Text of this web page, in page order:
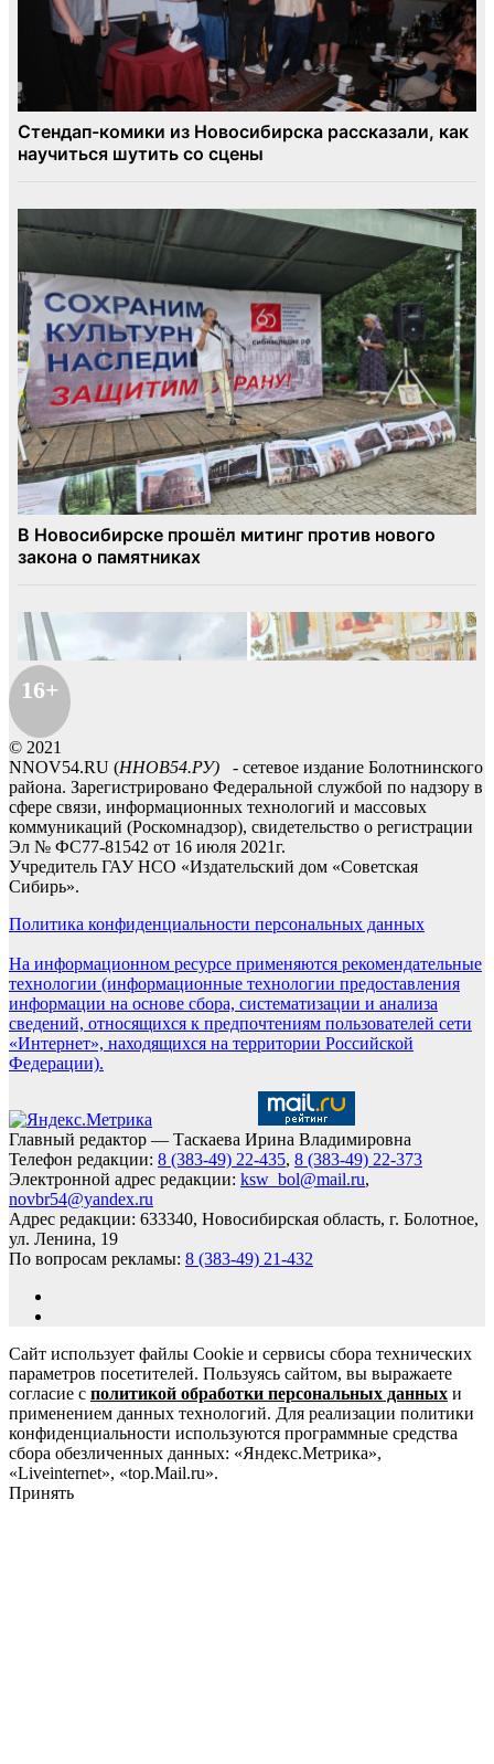
16+
© 2021
NNOV54.RU (ННОВ54.РУ) - сетевое издание Болотнинского
района. Зарегистрировано Федеральной службой по надзору в
сфере связи, информационных технологий и массовых
коммуникаций (Роскомнадзор), свидетельство о регистрации
Эл № ФС77-81542 от 16 июля 2021г.
Учредитель ГАУ НСО «Издательский дом «Советская
Сибирь».
Политика конфиденциальности персональных данных
На информационном ресурсе применяются рекомендательные
технологии (информационные технологии предоставления
информации на основе сбора, систематизации и анализа
сведений, относящихся к предпочтениям пользователей сети
«Интернет», находящихся на территории Российской
Федерации).
Главный редактор — Таскаева Ирина Владимировна
Телефон редакции: 8 (383-49) 22-435, 8 (383-49) 22-373
Электронной адрес редакции: ksw_bol@mail.ru,
novbr54@yandex.ru
Адрес редакции: 633340, Новосибирская область, г. Болотное,
ул. Ленина, 19
По вопросам рекламы: 8 (383-49) 21-432
Сайт использует файлы Cookie и сервисы сбора технических
параметров посетителей. Пользуясь сайтом, вы выражаете
согласие с политикой обработки персональных данных и
применением данных технологий. Для реализации политики
конфиденциальности используются программные средства
сбора обезличенных данных: «Яндекс.Метрика»,
«Liveinternet», «top.Mail.ru».
Принять